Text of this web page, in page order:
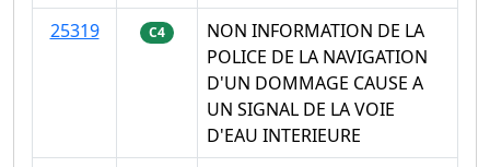
25319
C4
NON INFORMATION DE LA
POLICE DE LA NAVIGATION
D'UN DOMMAGE CAUSE A
UN SIGNAL DE LA VOIE
D'EAU INTERIEURE